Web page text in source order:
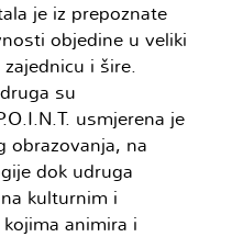
je iz prepoznate
objedine u veliki
i šire.
su
usmjerena je
obrazovanja, na
dok udruga
kulturnim i
animira i